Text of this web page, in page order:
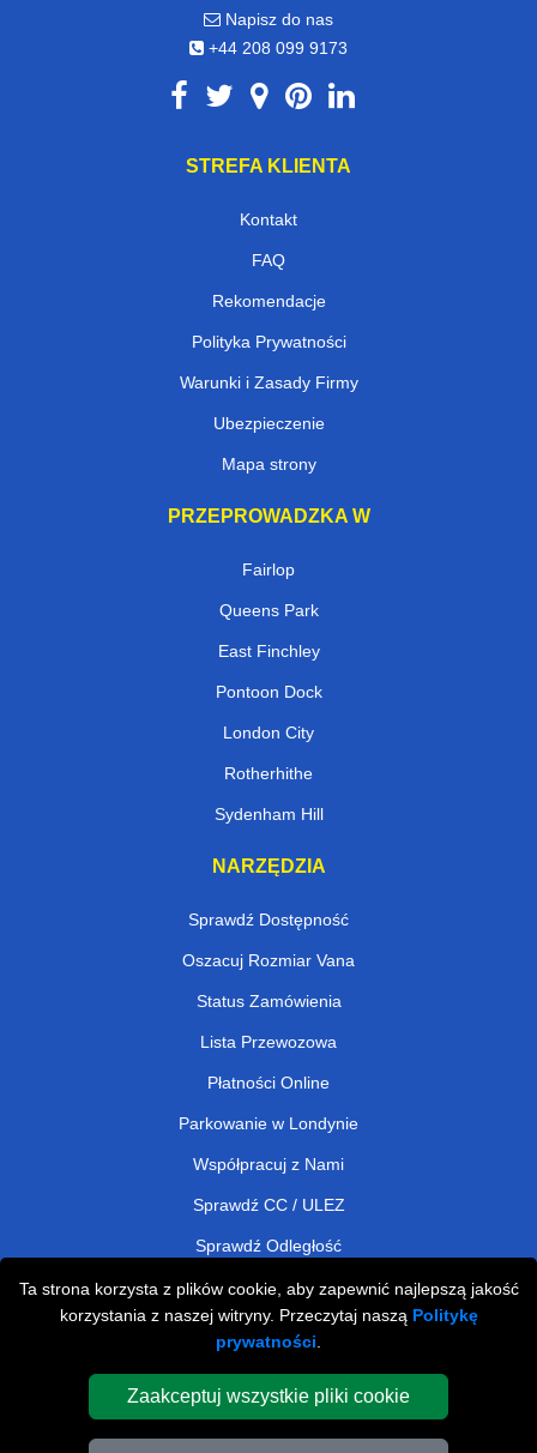
Ta strona korzysta z plików cookie, aby zapewnić najlepszą jakość
korzystania z naszej witryny. Przeczytaj naszą Politykę
prywatności
Zaakceptuj wszystkie pliki cookie
Napisz do nas
+44 208 099 9173
STREFA KLIENTA
Kontakt
FAQ
Rekomendacje
Polityka Prywatności
Warunki i Zasady Firmy
Ubezpieczenie
Mapa strony
PRZEPROWADZKA W
Fairlop
Queens Park
East Finchley
Pontoon Dock
London City
Rotherhithe
Sydenham Hill
NARZĘDZIA
Sprawdź Dostępność
Oszacuj Rozmiar Vana
Status Zamówienia
Lista Przewozowa
Płatności Online
Parkowanie w Londynie
Współpracuj z Nami
Sprawdź CC / ULEZ
Sprawdź Odległość
Man and Van Removals